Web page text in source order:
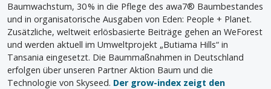
Baumwachstum, 30 % in die Pflege des awa7® Baumbestandes
und in organisatorische Ausgaben von Eden: People + Planet.
Zusätzliche, weltweit erlösbasierte Beiträge gehen an WeForest
und werden aktuell im Umweltprojekt „Butiama Hills“ in
Tansania eingesetzt. Die Baummaßnahmen in Deutschland
erfolgen über unseren Partner Aktion Baum und die
Technologie von Skyseed. Der grow-index zeigt den